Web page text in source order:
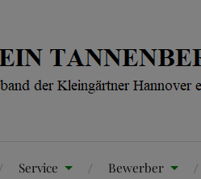
Service Bewerber